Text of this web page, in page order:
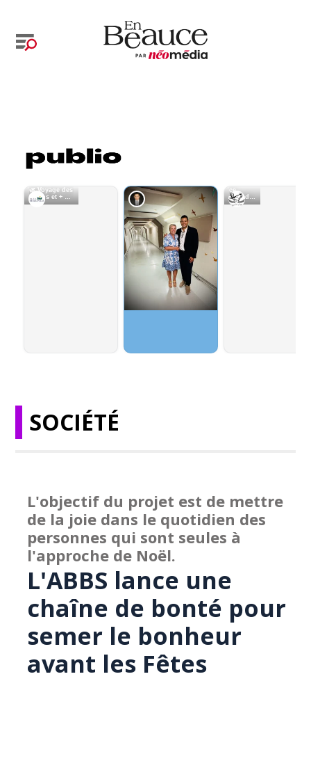
SOCIÉTÉ
L'objectif du projet est de mettre
de la joie dans le quotidien des
personnes qui sont seules à
l'approche de Noël.
L'ABBS lance une
chaîne de bonté pour
semer le bonheur
avant les Fêtes